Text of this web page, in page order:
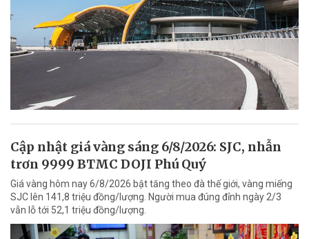
Cập nhật giá vàng sáng 6/8/2026: SJC, nhẫn
trơn 9999 BTMC DOJI Phú Quý
Giá vàng hôm nay 6/8/2026 bật tăng theo đà thế giới, vàng miếng
SJC lên 141,8 triệu đồng/lượng. Người mua đúng đỉnh ngày 2/3
vẫn lỗ tới 52,1 triệu đồng/lượng.